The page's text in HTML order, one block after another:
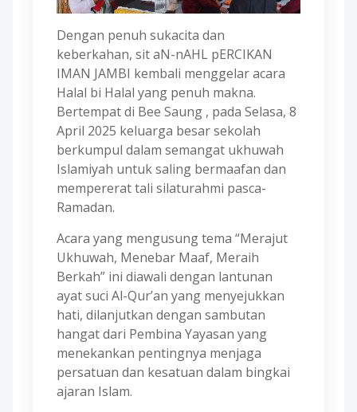
Dengan penuh sukacita dan
keberkahan, sit aN-nAHL pERCIKAN
IMAN JAMBI kembali menggelar acara
Halal bi Halal yang penuh makna.
Bertempat di Bee Saung , pada Selasa, 8
April 2025 keluarga besar sekolah
berkumpul dalam semangat ukhuwah
Islamiyah untuk saling bermaafan dan
mempererat tali silaturahmi pasca-
Ramadan.
Acara yang mengusung tema “Merajut
Ukhuwah, Menebar Maaf, Meraih
Berkah” ini diawali dengan lantunan
ayat suci Al-Qur’an yang menyejukkan
hati, dilanjutkan dengan sambutan
hangat dari Pembina Yayasan yang
menekankan pentingnya menjaga
persatuan dan kesatuan dalam bingkai
ajaran Islam.